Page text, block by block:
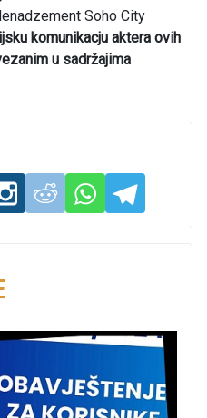
Soho City
komunikacju aktera ovih
u sadržajima